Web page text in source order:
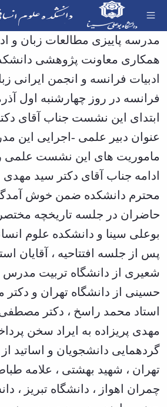
دانشکده
درباره
دانشکده
تاریخچه
ریاست
دانشکده
آلبوم
عکس
اطلاعات
تماس
سازمان
دانشکده
معاونت
آموزشی
معاونت
پژوهشی
معاونت
تحصیلات
تکمیلی
پژوهش
نشریات
برگزاری مدرسه پاییزی مطالعات
فرانسه - دانشکده علوم انسانی
مدرسه پاییزی مطالعات زبان و
همکاری معاونت پژوهشی
ادبیات فرانسه و انجمن ایرانی
فرانسه در روز چهارشنبه اول
ابتدای این نشست جناب آقای
عنوان دبیر علمی -اجرایی این
ماموریت های این نشست علمی را
ادامه جناب آقای دکتر سید
محترم دانشکده ضمن خوش
حاضران در جلسه تاریخچه
بوعلی سینا و دانشکده علوم
پس از جلسه افتتاحیه ، آقایان
شعیری از دانشگاه تربیت مدرس
حسینی از دانشگاه تهران و دکتر
استاد محمد راسخ ، دکتر مصطفی
مهدی پریزاده به ایراد سخن
گردهمایی دانشجویان و اساتید
تهران ، شهید بهشتی ، علامه
چمران اهواز ، دانشگاه تبریز ،